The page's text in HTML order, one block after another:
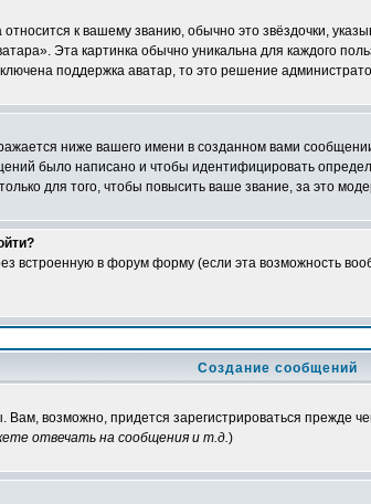
к вашему званию, обычно это звёздочки,
Эта картинка обычно уникальна для каждого
поддержка аватар, то это решение
ниже вашего имени в созданном вами
было написано и чтобы идентифицировать
для того, чтобы повысить ваше звание, за это
встроенную в форум форму (если эта возможность
Создание сообщений
возможно, придется зарегистрироваться
отвечать на сообщения и т.д.)